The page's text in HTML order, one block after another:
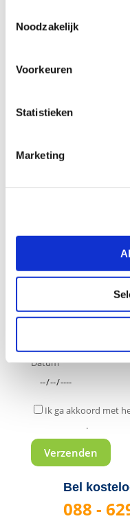
Noodzakelijk
Voorkeuren
Statistieken
Marketing
De heer/mevrouw
Gewenste
Tijdstip
Datum
Ik ga akkoord met
.
Bel
088 -